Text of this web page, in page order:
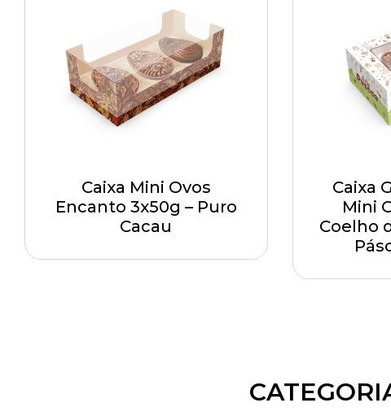
Caixa Mini Ovos
Encanto 3x50g – Puro
Cacau
Caixa
Mini
Coelho